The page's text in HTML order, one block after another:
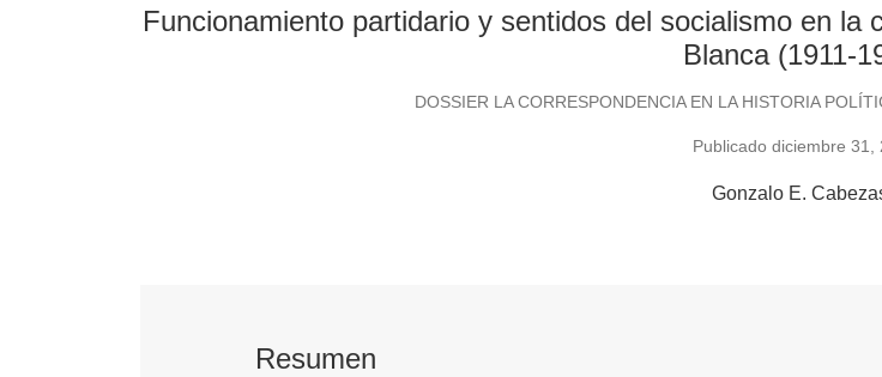
Funcionamiento partidario y sentidos del socialismo en
Blanca (1911-
DOSSIER LA CORRESPONDENCIA EN LA HISTORIA
Publicado diciembre 31,
Gonzalo E.
Resumen